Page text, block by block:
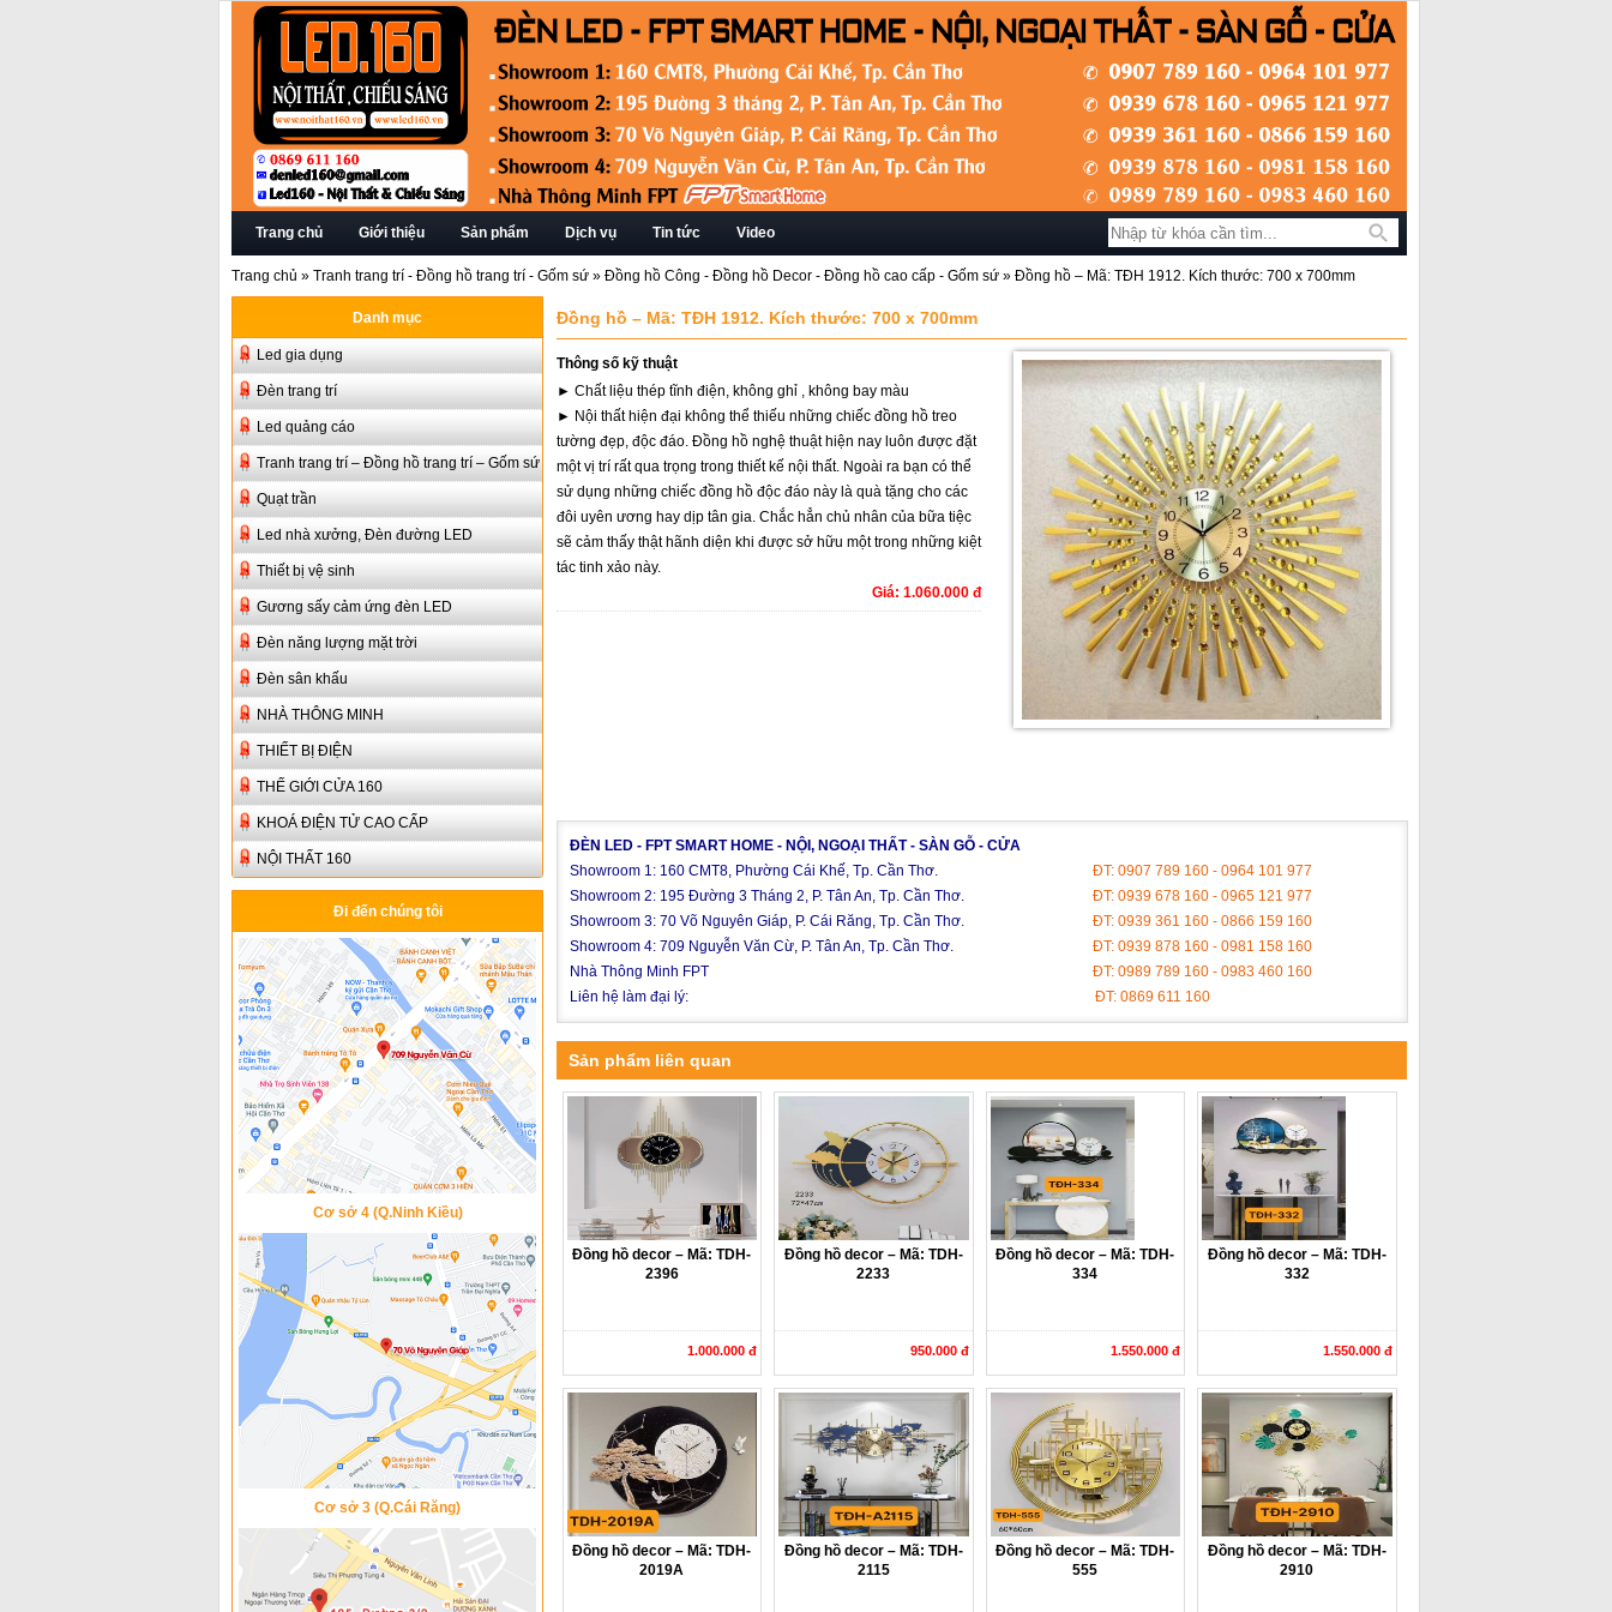
Trang chủ Giới thiệu Sản phẩm Dịch vụ Tin tức Video Tìm kiếm
Trang chủ » Tranh trang trí - Đồng hồ trang trí - Gốm sứ » Đồng hồ Công - Đồng hồ Decor - Đồng hồ cao cấp - Gốm sứ » Đồng hồ – Mã: TĐH 1912. Kích thước: 700 x 700mm
Danh mục
Led gia dụng
Đèn trang trí
Led quảng cáo
Tranh trang trí – Đồng hồ trang trí – Gốm sứ
Quạt trần
Led nhà xưởng, Đèn đường LED
Thiết bị vệ sinh
Gương sấy cảm ứng đèn LED
Đèn năng lượng mặt trời
Đèn sân khấu
NHÀ THÔNG MINH
THIẾT BỊ ĐIỆN
THẾ GIỚI CỬA 160
KHOÁ ĐIỆN TỬ CAO CẤP
NỘI THẤT 160
Đi đến chúng tôi
Cơ sở 4 (Q.Ninh Kiều)
Cơ sở 3 (Q.Cái Răng)
Đồng hồ – Mã: TĐH 1912. Kích thước: 700 x 700mm
Thông số kỹ thuật
► Chất liệu thép tĩnh điện, không ghỉ , không bay màu
► Nội thất hiện đại không thể thiếu những chiếc đồng hồ treo
tường đẹp, độc đáo. Đồng hồ nghệ thuật hiện nay luôn được đặt
một vị trí rất qua trọng trong thiết kế nội thất. Ngoài ra bạn có thể
sử dụng những chiếc đồng hồ độc đáo này là quà tặng cho các
đôi uyên ương hay dịp tân gia. Chắc hẳn chủ nhân của bữa tiệc
sẽ cảm thấy thật hãnh diện khi được sở hữu một trong những kiệt
tác tinh xảo này.
Giá: 1.060.000 đ
ĐÈN LED - FPT SMART HOME - NỘI, NGOẠI THẤT - SÀN GỖ - CỬA
Showroom 1: 160 CMT8, Phường Cái Khế, Tp. Cần Thơ.
ĐT: 0907 789 160 - 0964 101 977
Showroom 2: 195 Đường 3 Tháng 2, P. Tân An, Tp. Cần Thơ.
ĐT: 0939 678 160 - 0965 121 977
Showroom 3: 70 Võ Nguyên Giáp, P. Cái Răng, Tp. Cần Thơ.
ĐT: 0939 361 160 - 0866 159 160
Showroom 4: 709 Nguyễn Văn Cừ, P. Tân An, Tp. Cần Thơ.
ĐT: 0939 878 160 - 0981 158 160
Nhà Thông Minh FPT
ĐT: 0989 789 160 - 0983 460 160
Liên hệ làm đại lý:
ĐT: 0869 611 160
Sản phẩm liên quan
Đồng hồ decor – Mã: TDH-
2396
1.000.000 đ
Đồng hồ decor – Mã: TDH-
2233
950.000 đ
Đồng hồ decor – Mã: TDH-
334
1.550.000 đ
Đồng hồ decor – Mã: TDH-
332
1.550.000 đ
Đồng hồ decor – Mã: TDH-
2019A
Đồng hồ decor – Mã: TDH-
2115
Đồng hồ decor – Mã: TDH-
555
Đồng hồ decor – Mã: TDH-
2910